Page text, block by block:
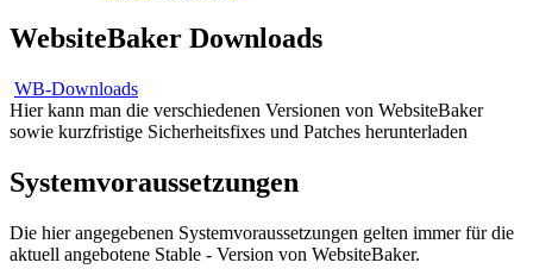
WebsiteBaker Downloads
WB-Downloads
Hier kann man die verschiedenen Versionen von WebsiteBaker
sowie kurzfristige Sicherheitsfixes und Patches herunterladen
Systemvoraussetzungen
Die hier angegebenen Systemvoraussetzungen gelten immer für die
aktuell angebotene Stable - Version von WebsiteBaker.